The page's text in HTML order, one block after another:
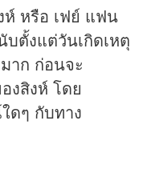
หรือ เฟย์ แฟน
บตั้งแต่วันเกิดเหตุ
าก ก่อนจะ
งสิงห์ โดย
ดๆ กับทาง